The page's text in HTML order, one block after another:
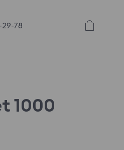
78
1000